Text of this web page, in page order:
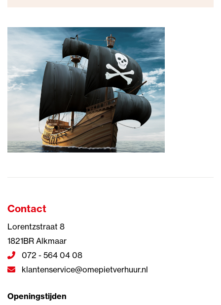
Contact
Lorentzstraat 8
1821BR Alkmaar
072 - 564 04 08
klantenservice@omepietverhuur.nl
Openingstijden